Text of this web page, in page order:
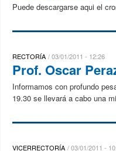
Puede descargarse aqui el
RECTORÍA 03/01/2011 - 12:26
Prof. Oscar
Informamos con profundo
19.30 se llevará a cabo una
VICERRECTORÍA 03/01/2011 -